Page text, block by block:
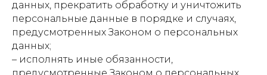
данных, прекратить обработку и уничтожить
персональные данные в порядке и случаях,
предусмотренных Законом о персональных
данных;
– исполнять иные обязанности,